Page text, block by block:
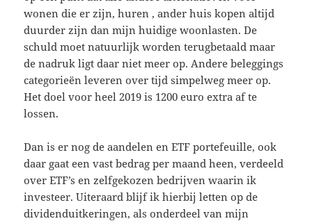
wonen die er zijn, huren , ander huis kopen altijd
duurder zijn dan mijn huidige woonlasten. De
schuld moet natuurlijk worden terugbetaald maar
de nadruk ligt daar niet meer op. Andere beleggings
categorieën leveren over tijd simpelweg meer op.
Het doel voor heel 2019 is 1200 euro extra af te
lossen.
Dan is er nog de aandelen en ETF portefeuille, ook
daar gaat een vast bedrag per maand heen, verdeeld
over ETF’s en zelfgekozen bedrijven waarin ik
investeer. Uiteraard blijf ik hierbij letten op de
dividenduitkeringen, als onderdeel van mijn